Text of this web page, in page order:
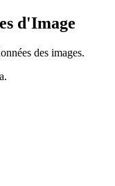
d'Image
des images.